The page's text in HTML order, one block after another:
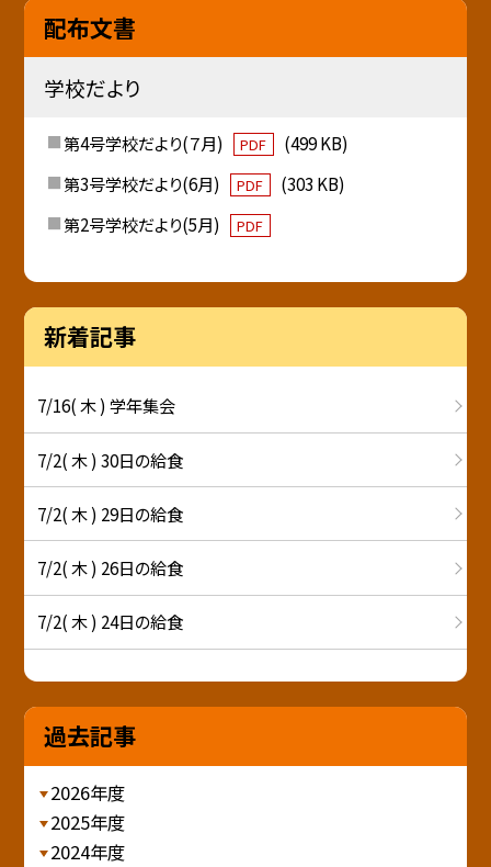
配布文書
学校だより
第4号学校だより(７月) PDF
(499 KB)
第3号学校だより(6月)
PDF
(303 KB)
第2号学校だより(5月)
PDF
新着記事
7/16( 木 ) 学年集会
7/2( 木 ) 30日の給食
7/2( 木 ) 29日の給食
7/2( 木 ) 26日の給食
7/2( 木 ) 24日の給食
過去記事
2026年度
2025年度
2024年度